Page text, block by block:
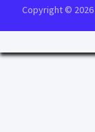
Copyright © 2026